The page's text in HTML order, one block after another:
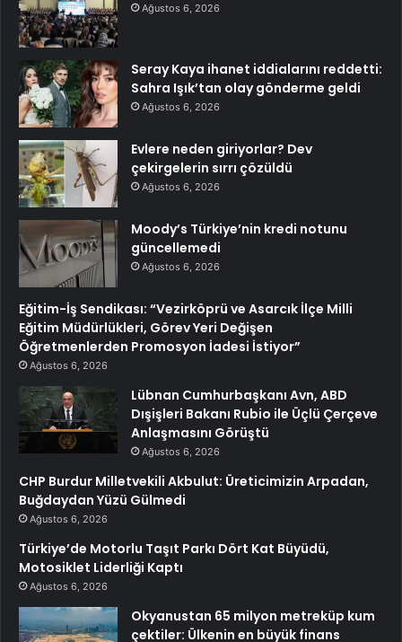
Ağustos 6, 2026
Seray Kaya ihanet iddialarını reddetti:
Sahra Işık’tan olay gönderme geldi
Ağustos 6, 2026
Evlere neden giriyorlar? Dev
çekirgelerin sırrı çözüldü
Ağustos 6, 2026
Moody’s Türkiye’nin kredi notunu
güncellemedi
Ağustos 6, 2026
Eğitim-İş Sendikası: “Vezirköprü ve Asarcık İlçe Milli
Eğitim Müdürlükleri, Görev Yeri Değişen
Öğretmenlerden Promosyon İadesi İstiyor”
Ağustos 6, 2026
Lübnan Cumhurbaşkanı Avn, ABD
Dışişleri Bakanı Rubio ile Üçlü Çerçeve
Anlaşmasını Görüştü
Ağustos 6, 2026
CHP Burdur Milletvekili Akbulut: Üreticimizin Arpadan,
Buğdaydan Yüzü Gülmedi
Ağustos 6, 2026
Türkiye’de Motorlu Taşıt Parkı Dört Kat Büyüdü,
Motosiklet Liderliği Kaptı
Ağustos 6, 2026
Okyanustan 65 milyon metreküp kum
çektiler: Ülkenin en büyük finans